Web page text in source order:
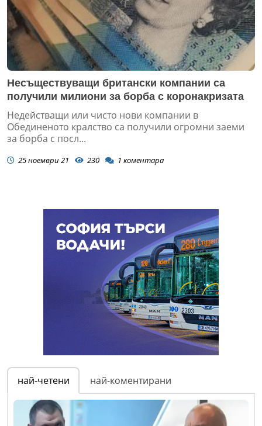
Несъществуващи британски компании са
получили милиони за борба с коронакризата
Недействащи или чисто нови компании в
Обединеното кралство са получили огромни заеми
за борба с посл...
25 ноември 21 230 1 коментара
най-четени най-коментирани